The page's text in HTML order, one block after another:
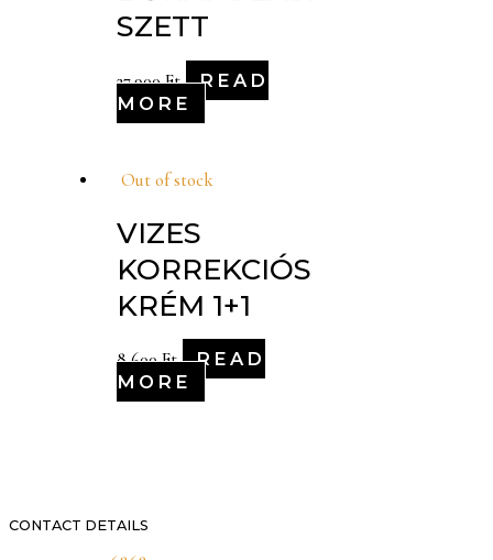
SZETT
27,900Ft
READ
MORE
Out of stock
VIZES
KORREKCIÓS
KRÉM 1+1
8,600Ft
READ
MORE
CONTACT DETAILS